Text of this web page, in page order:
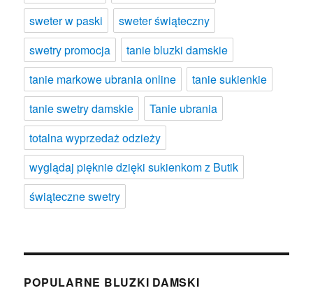
sweter w paski
sweter świąteczny
swetry promocja
tanie bluzki damskie
tanie markowe ubrania online
tanie sukienkie
tanie swetry damskie
Tanie ubrania
totalna wyprzedaż odzieży
wyglądaj pięknie dzięki sukienkom z Butik
świąteczne swetry
POPULARNE BLUZKI DAMSKI